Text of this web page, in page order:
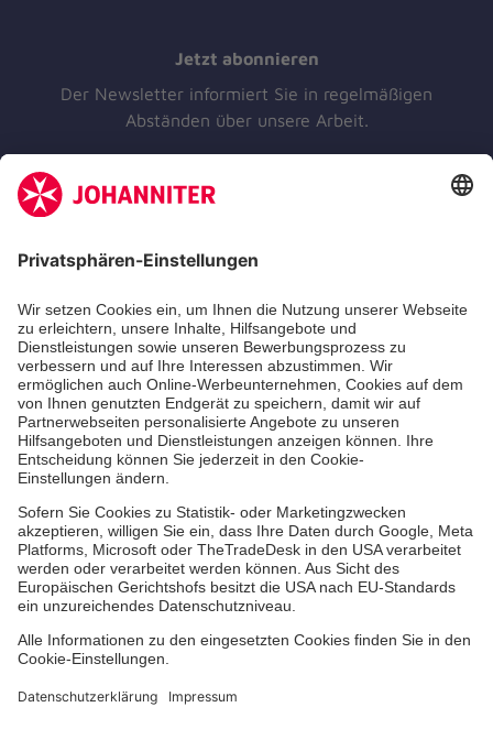
Jetzt abonnieren
Der Newsletter informiert Sie in regelmäßigen
Abständen über unsere Arbeit.
Unsere Standorte
Leistungen
Kennzahlen und Struktur
Als Pflegefachkraft arbeiten
Qualität
Unsere Spendenprojekte
Allgemeine Einkaufsbedingungen
Hinweisgebersystem